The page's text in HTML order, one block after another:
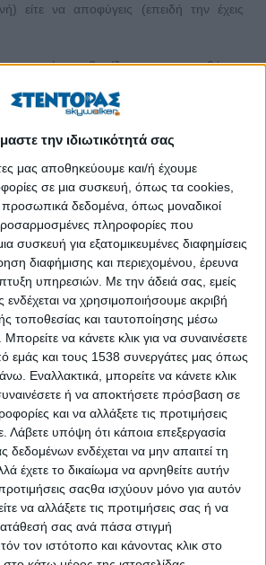
την ιδιωτικότητά σας
μας αποθηκεύουμε και/ή έχουμε
σε μια συσκευή, όπως τα cookies,
προσωπικά δεδομένα, όπως μοναδικοί
πληροφορίες που
συσκευή για εξατομικευμένες διαφημίσεις
διαφήμισης και περιεχομένου, έρευνα
υπηρεσιών. Με την άδειά σας, εμείς
ενδέχεται να χρησιμοποιήσουμε ακριβή
τοποθεσίας και ταυτοποίησης μέσω
να κάνετε κλικ για να συναινέσετε
εμάς και τους 1538 συνεργάτες μας όπως
Εναλλακτικά, μπορείτε να κάνετε κλικ
ή να αποκτήσετε πρόσβαση σε
και να αλλάξετε τις προτιμήσεις
Λάβετε υπόψη ότι κάποια επεξεργασία
ενδέχεται να μην απαιτεί τη
έχετε το δικαίωμα να αρνηθείτε αυτήν
σαςθα ισχύουν μόνο για αυτόν
να αλλάξετε τις προτιμήσεις σας ή να
σας ανά πάσα στιγμή
τον ιστότοπο και κάνοντας κλικ στο
είτε να αποφύγεις (επειδή την έχεις
παίρνεις βασίζονται σε πεποιθήσεις
σε μια αξία ηδονής ή να μας βοηθήσει
που είμαστε, αποφεύγουμε τον
ηδονή. Οι αξίες ηδονής είναι εκείνες
να κινούμαστε και περιλαμβάνουν
όπως η αγάπη, η χαρά, η ασφάλεια, η
η γαλήνη κ.λπ.
τις οποίες θέλουμε να αποφύγουμε,
η μοναξιά κ.λπ.
παίρνεις αποφάσεις για να δράσεις,
πράξεις σου θα σου φέρουν πόνο ή ηδονή
αυτό που θα σε φέρει πιο κοντά στην
τον πόνο.
κινείσαι ή αποφεύγεις έχουν δύο
σκοπού και τις αξίες μέσου. Οι αξίες
καταστάσεις που πραγματικά
είναι αυτές που νομίζεις ότι θα σου